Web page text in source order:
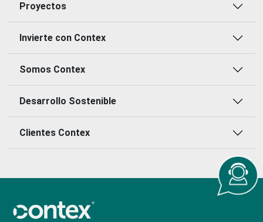
Proyectos
Invierte con Contex
Somos Contex
Desarrollo Sostenible
Clientes Contex